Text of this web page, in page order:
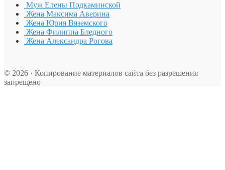
Муж Елены Подкаминской
Жена Максима Аверина
Жена Юрия Вяземского
Жена Филиппа Бледного
Жена Александра Рогова
© 2026 · Копирование материалов сайта без разрешения
запрещено